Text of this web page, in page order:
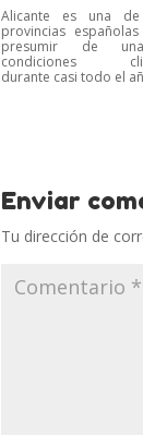
Alicante es una
provincias
presumir de
condiciones
durante casi todo el
Enviar
Tu dirección de